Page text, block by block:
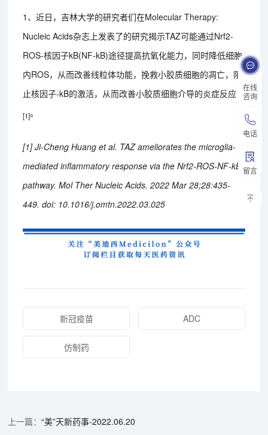
在线
咨询
电话
留言
1、近日，吉林大学的研究者们在Molecular Therapy:
Nucleic Acids杂志上发表了的研究揭示TAZ可能通过Nrf2-
ROS-核因子kB(NF-kB)途径提高抗氧化能力，同时降低细胞
内ROS，从而改善线粒体功能，挽救小胶质细胞的凋亡，阻
止核因子-kB的激活，从而改善小胶质细胞介导的炎症反应
[1]。
[1] Ji-Cheng Huang et al. TAZ ameliorates the microglia-
mediated inflammatory response via the Nrf2-ROS-NF-kB
pathway. Mol Ther Nucleic Acids. 2022 Mar 28;28:435-
449. doi: 10.1016/j.omtn.2022.03.025
新冠疫苗 ADC
仿制药
“美”天新药事-2022.06.20